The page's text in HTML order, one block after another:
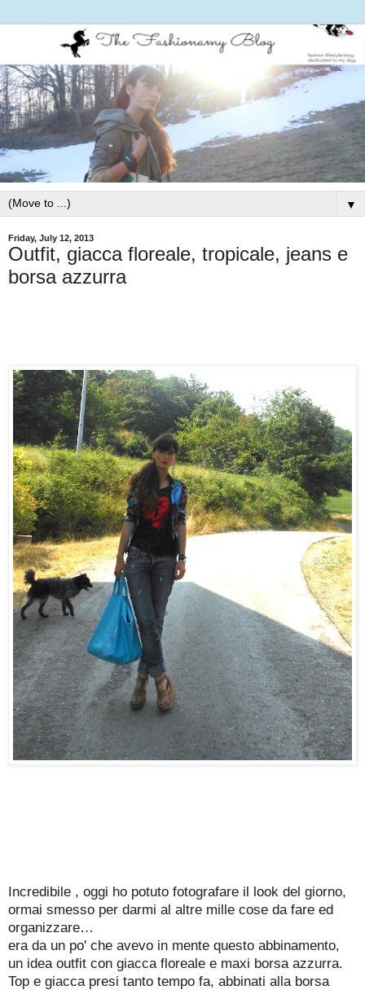
▼
Friday, July 12, 2013
Outfit, giacca floreale, tropicale, jeans e
borsa azzurra
Incredibile , oggi ho potuto fotografare il look del giorno,
ormai smesso per darmi al altre mille cose da fare ed
organizzare…
era da un po' che avevo in mente questo abbinamento,
un idea outfit con giacca floreale e maxi borsa azzurra.
Top e giacca presi tanto tempo fa, abbinati alla borsa